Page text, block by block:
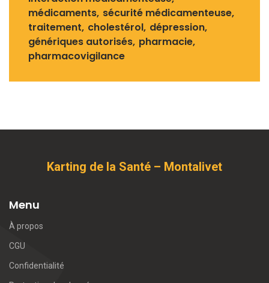
médicaments sécurité médicamenteuse
traitement cholestérol dépression
génériques autorisés pharmacie
pharmacovigilance
Karting de la Santé – Montalivet
Menu
À propos
CGU
Confidentialité